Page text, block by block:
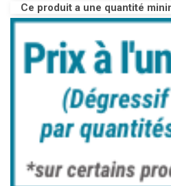
Ce produit a une quantité